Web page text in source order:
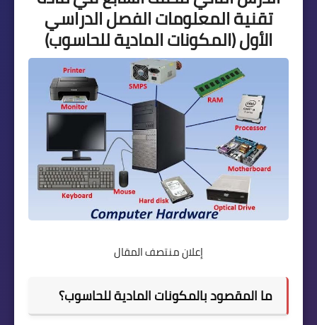
تقنية المعلومات الفصل الدراسي
الأول (المكونات المادية للحاسوب)
إعلان منتصف المقال
ما المقصود بالمكونات المادية للحاسوب؟